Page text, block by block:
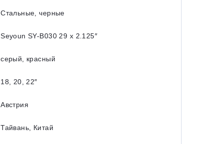
Стальные, черные
Seyoun SY-B030 29 х 2.125″
серый, красный
18, 20, 22″
Австрия
Тайвань, Китай